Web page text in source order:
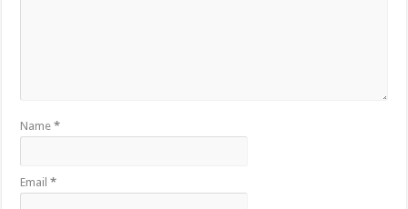
Name*
Email*